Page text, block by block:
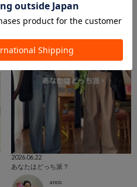
2026.06.22
あなたはどっち派？
anco